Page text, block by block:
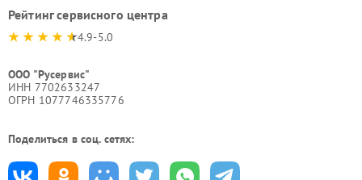
Рейтинг сервисного центра
4.9-5.0
ООО "Русервис"
ИНН 7702633247
ОГРН 1077746335776
Поделиться в соц. сетях: